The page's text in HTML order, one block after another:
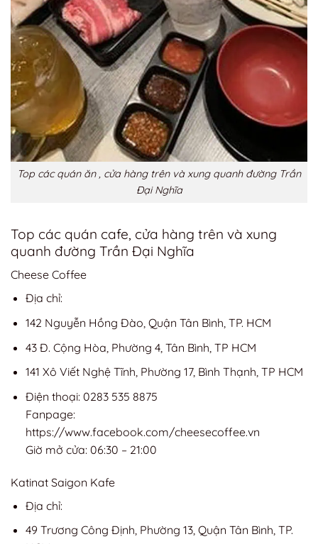
Top các quán ăn , cửa hàng trên và xung quanh đường Trần
Đại Nghĩa
Top các quán cafe, cửa hàng trên và xung
quanh đường Trần Đại Nghĩa
Cheese Coffee
Địa chỉ:
142 Nguyễn Hồng Đào, Quận Tân Bình, TP. HCM
43 Đ. Cộng Hòa, Phường 4, Tân Bình, TP HCM
141 Xô Viết Nghệ Tĩnh, Phường 17, Bình Thạnh, TP HCM
Điện thoại: 0283 535 8875
Fanpage:
https://www.facebook.com/cheesecoffee.vn
Giờ mở cửa: 06:30 – 21:00
Katinat Saigon Kafe
Địa chỉ:
49 Trương Công Định, Phường 13, Quận Tân Bình, TP.